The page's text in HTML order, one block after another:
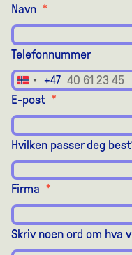
Navn *
Telefonnummer
Norway
+47
+47
E-post *
Hvilken passer deg
Firma *
Skriv noen ord om hva